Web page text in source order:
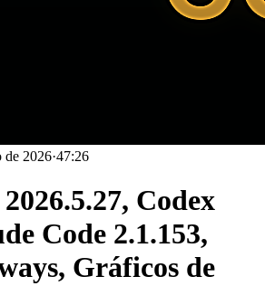
de 2026·47:26
Codex
Code 2.1.153,
Gráficos de